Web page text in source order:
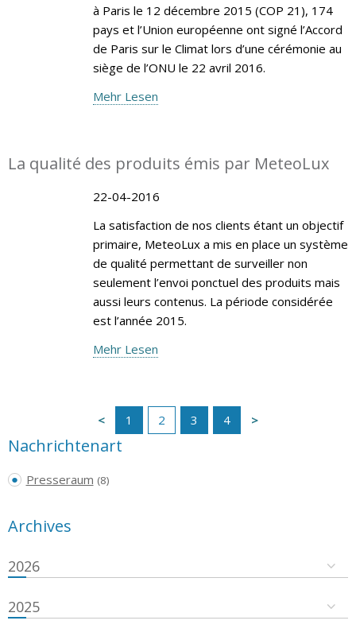
à Paris le 12 décembre 2015 (COP 21), 174
pays et l’Union européenne ont signé l’Accord
de Paris sur le Climat lors d’une cérémonie au
siège de l’ONU le 22 avril 2016.
Mehr Lesen
La qualité des produits émis par MeteoLux
22-04-2016
La satisfaction de nos clients étant un objectif
primaire, MeteoLux a mis en place un système
de qualité permettant de surveiller non
seulement l’envoi ponctuel des produits mais
aussi leurs contenus. La période considérée
est l’année 2015.
Mehr Lesen
1 2 3 4
Nachrichtenart
Presseraum (8)
Archives
2026
2025